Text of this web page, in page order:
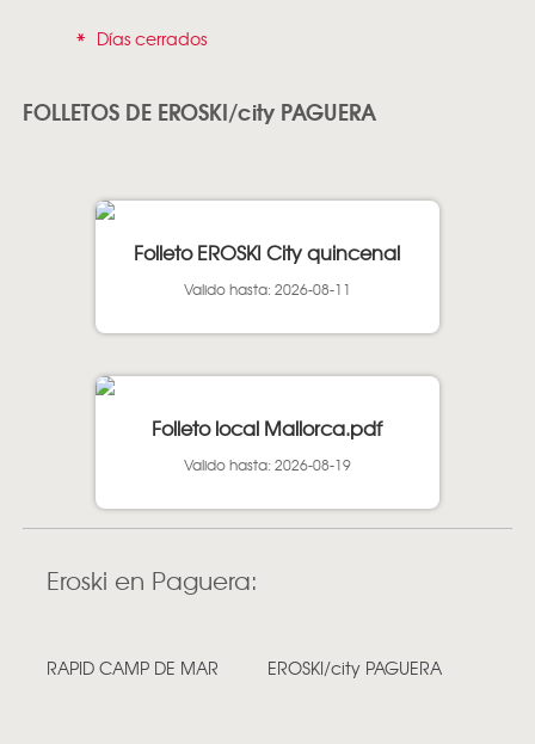
* Días cerrados
FOLLETOS DE EROSKI/city PAGUERA
Folleto EROSKI City quincenal
Valido hasta: 2026-08-11
Folleto local Mallorca.pdf
Valido hasta: 2026-08-19
Eroski en Paguera:
RAPID CAMP DE MAR EROSKI/city PAGUERA